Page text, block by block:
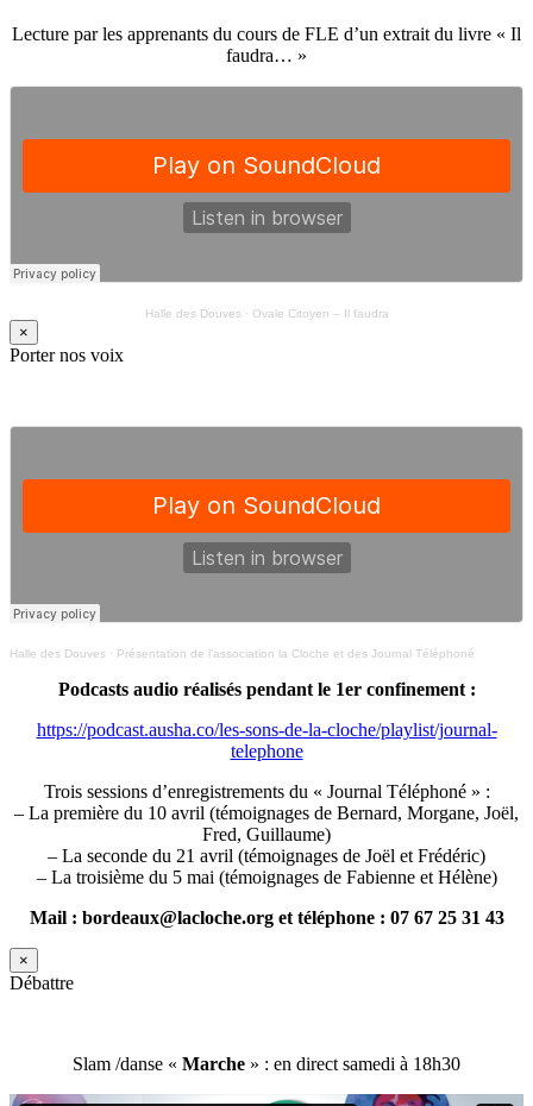
Lecture par les apprenants du cours de FLE d’un extrait du livre « Il
faudra… »
Halle des Douves· Ovale Citoyen – Il faudra
×
Porter nos voix
Halle des Douves · Présentation de l’association la Cloche et des Journal Téléphoné
Podcasts audio réalisés pendant le 1er confinement :
https://podcast.ausha.co/les-sons-de-la-cloche/playlist/journal-
telephone
Trois sessions d’enregistrements du « Journal Téléphoné » :
– La première du 10 avril (témoignages de Bernard, Morgane, Joël,
Fred, Guillaume)
– La seconde du 21 avril (témoignages de Joël et Frédéric)
– La troisième du 5 mai (témoignages de Fabienne et Hélène)
Mail : bordeaux@lacloche.org et téléphone : 07 67 25 31 43
×
Débattre
Slam /danse « Marche » : en direct samedi à 18h30